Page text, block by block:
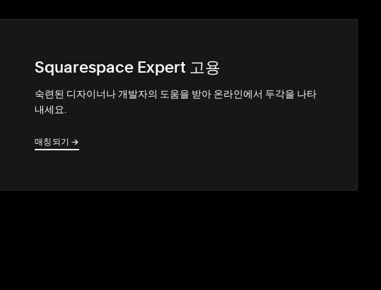
Squarespace Expert 고용
숙련된 디자이너나 개발자의 도움을 받아 온라인에서 두각을 나타
내세요.
매칭되기 →
→